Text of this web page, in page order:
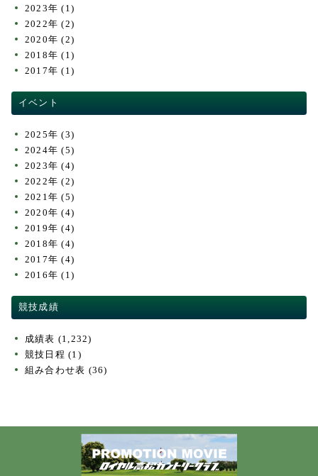
2023年 (1)
2022年 (2)
2020年 (2)
2018年 (1)
2017年 (1)
イベント
2025年 (3)
2024年 (5)
2023年 (4)
2022年 (2)
2021年 (5)
2020年 (4)
2019年 (4)
2018年 (4)
2017年 (4)
2016年 (1)
競技成績
成績表 (1,232)
競技日程 (1)
組み合わせ表 (36)